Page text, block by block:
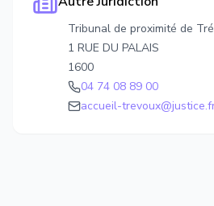
Tribunal de proximité de
1 RUE DU PALAIS
1600
04 74 08 89 00
accueil-